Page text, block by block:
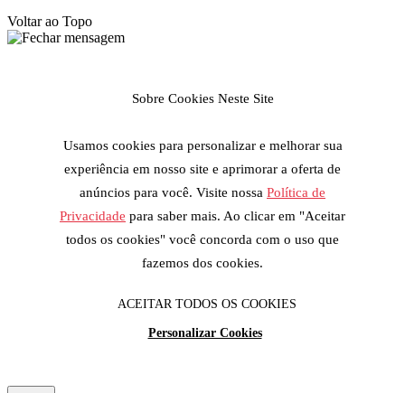
Voltar ao Topo
Sobre Cookies Neste Site
Usamos cookies para personalizar e melhorar sua
experiência em nosso site e aprimorar a oferta de
anúncios para você. Visite nossa Política de
Privacidade para saber mais. Ao clicar em "Aceitar
todos os cookies" você concorda com o uso que
fazemos dos cookies.
ACEITAR TODOS OS COOKIES
Personalizar Cookies